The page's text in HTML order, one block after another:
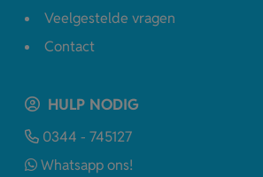
Veelgestelde vragen
Contact
HULP NODIG
0344 - 745127
Whatsapp ons!